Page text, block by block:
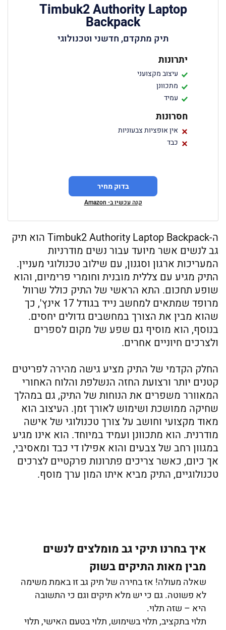
Timbuk2 Authority Laptop
Backpack
תיק מתקדם, חדשני וטכנולוגי
יתרונות
עיצוב מקצועני
מתכוונן
עמיד
חסרונות
אין אופציות צבעוניות
כבד
בדוק מחיר
קנה עכשיו ב- Amazon
ה-Timbuk2 Authority Laptop Backpack הוא תיק
גב לנשים אשר מיועד עבור נשים מודרניות
המעריכות ארגון וסגנון, עם שילוב טכנולוגי מעניין.
התיק מגיע עם צללית מובנית וחומרי פרימיום, והוא
שופע תחכום. התא הראשי של התיק כולל שרוול
מרופד שמתאים למחשב נייד בגודל 17 אינץ', כך
שהוא מבין את הצורך במחשבים גדולים יחסים.
בנוסף, הוא מוסיף גם שפע של מקום לספרים
ולצרכים חיוניים אחרים.
החלק הקדמי של התיק מציע גישה מהירה לפריטים
קטנים יותר ורצועת החזה הנשלפת והלוח האחורי
המאוורר משפרים את הנוחות של התיק, גם במהלך
שחיקה ממושכת ושימוש לאורך זמן. העיצוב הוא
מאוד מקצועי וחושב על צורך טכנולוגי של אישה
מודרנית. הוא מתכוונן ועמיד במיוחד. הוא אינו מגיע
במגוון רחב של צבעים והוא אפילו די כבד ומאסיבי,
אך כיום, כאשר צריכים פתרונות פרקטיים לצרכים
טכנולוגיים, התיק מביא איתו המון ערך מוסף.
איך בחרנו תיקי גב מומלצים לנשים
מבין מאות התיקים בשוק
שאלה מעולה! אז בחירה של תיק גב זו באמת משימה
לא פשוטה. גם כי יש מלא תיקים וגם כי התשובה
היא – שזה תלוי.
תלוי בתקציב, תלוי בשימוש, תלוי בטעם האישי, תלוי